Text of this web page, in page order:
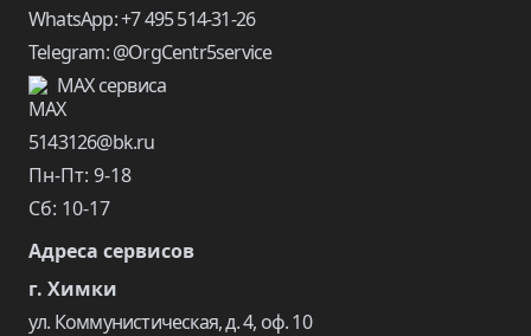
WhatsApp: +7 495 514-31-26
Telegram: @OrgCentr5service
MAX сервиса
5143126@bk.ru
Пн-Пт: 9-18
Сб: 10-17
Адреса сервисов
г. Химки
ул. Коммунистическая, д. 4, оф. 10